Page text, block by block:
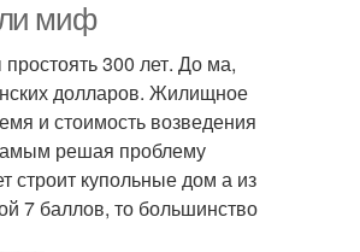
миф
300 лет. До ма,
долларов. Жилищное
и стоимость возведения
решая проблему
строит купольные дом а из
7 баллов, то большинство